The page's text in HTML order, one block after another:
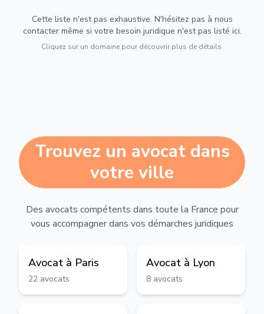
Cette liste n'est pas exhaustive. N'hésitez pas à nous
contacter même si votre besoin juridique n'est pas listé ici.
Cliquez sur un domaine pour découvrir plus de détails.
Trouvez un avocat dans
votre ville
Des avocats compétents dans toute la France pour
vous accompagner dans vos démarches juridiques
Avocat à Paris
22 avocats
Avocat à Lyon
8 avocats